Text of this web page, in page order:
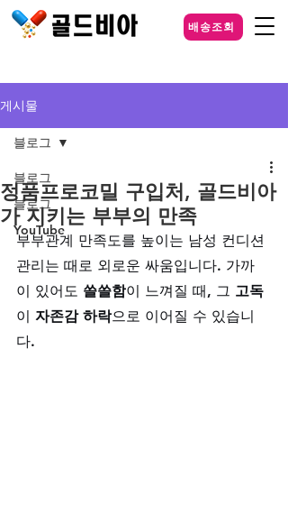
배송조회
게시물
블로그
블로그
YouTube
블로그
정품프로코밀 구입처, 골드비아
가 지키는 부부의 만족
부부관계 만족도를 높이는 남성 컨디션
관리는 때로 외로운 싸움입니다. 가까
이 있어도 쓸쓸함이 느껴질 때, 그 고독
이 자존감 하락으로 이어질 수 있습니
다.